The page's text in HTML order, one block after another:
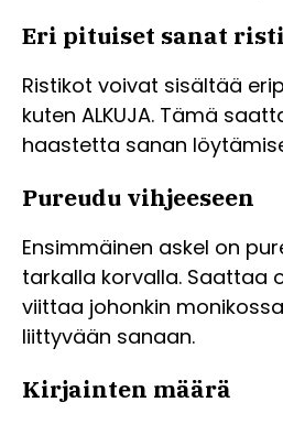
Eri pituiset sanat
Ristikot voivat sisältää
kuten ALKUJA. Tämä
haastetta sanan
Pureudu vihjeeseen
Ensimmäinen askel on
tarkalla korvalla. Saattaa
viittaa johonkin
liittyvään sanaan.
Kirjainten määrä